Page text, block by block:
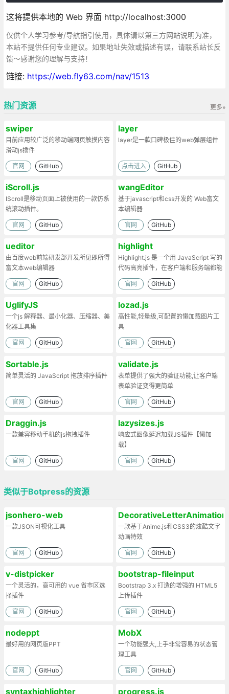
这将提供本地的 Web 界面 http://localhost:3000
仅供个人学习参考/导航指引使用，具体请以第三方网站说明为准，
本站不提供任何专业建议。如果地址失效或描述有误，请联系站长反
馈～感谢您的理解与支持！
链接: https://web.fly63.com/nav/1513
更多»
热门资源
swiper
目前应用较广泛的移动端网页触摸内容
滑动js插件
官网 GitHub
layer
layer是一款口碑极佳的web弹层组件
点击进入 GitHub
iScroll.js
IScroll是移动页面上被使用的一款仿系
统滚动插件。
官网 GitHub
wangEditor
基于javascript和css开发的 Web富文
本编辑器
官网 GitHub
ueditor
由百度web前端研发部开发所见即所得
富文本web编辑器
官网 GitHub
highlight
Highlight.js 是一个用 JavaScript 写的
代码高亮插件，在客户端和服务端都能
工作。
官网 GitHub
UglifyJS
一个js 解释器、最小化器、压缩器、美
化器工具集
官网 GitHub
lozad.js
高性能,轻量级,可配置的懒加载图片工
具
官网 GitHub
Sortable.js
简单灵活的 JavaScript 拖放排序插件
官网 GitHub
validate.js
表单提供了强大的验证功能,让客户端
表单验证变得更简单
官网 GitHub
Draggin.js
一款兼容移动手机的js拖拽插件
官网 GitHub
lazysizes.js
响应式图像延迟加载JS插件【懒加
载】
官网 GitHub
类似于Botpress的资源
jsonhero-web
一款JSON可视化工具
官网 GitHub
一款基于Anime.js和CSS3的炫酷文字
动画特效
官网 GitHub
v-distpicker
一个灵活的，高可用的 vue 省市区选
择插件
官网 GitHub
bootstrap-fileinput
Bootstrap 3.x 打造的增强的 HTML5
上传插件
官网 GitHub
nodeppt
最好用的网页版PPT
官网 GitHub
MobX
一个功能强大,上手非常容易的状态管
理工具
官网 GitHub
syntaxhighlighter progress.js